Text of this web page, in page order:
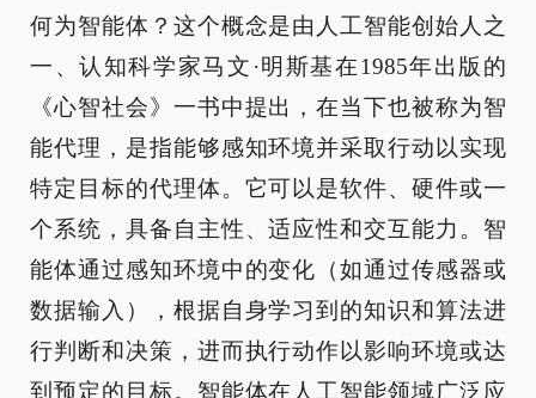
何为智能体？这个概念是由人工智能创始人之
一、认知科学家马文·明斯基在1985年出版的
《心智社会》一书中提出，在当下也被称为智
能代理，是指能够感知环境并采取行动以实现
特定目标的代理体。它可以是软件、硬件或一
个系统，具备自主性、适应性和交互能力。智
能体通过感知环境中的变化（如通过传感器或
数据输入），根据自身学习到的知识和算法进
行判断和决策，进而执行动作以影响环境或达
到预定的目标。智能体在人工智能领域广泛应